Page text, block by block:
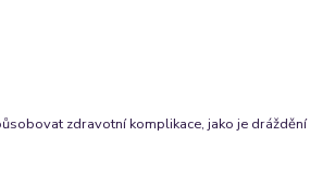
zdravotní komplikace, jako je